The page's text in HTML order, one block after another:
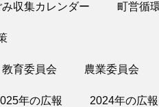
み収集カレンダー 町営循
教育委員会 農業委員会
年の広報 2024年の広報